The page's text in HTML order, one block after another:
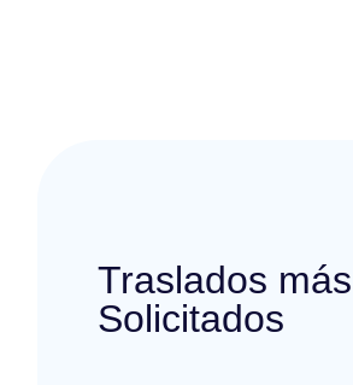
Traslados más
Solicitados